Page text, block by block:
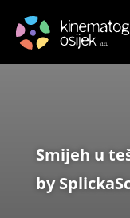
Smijeh u
by